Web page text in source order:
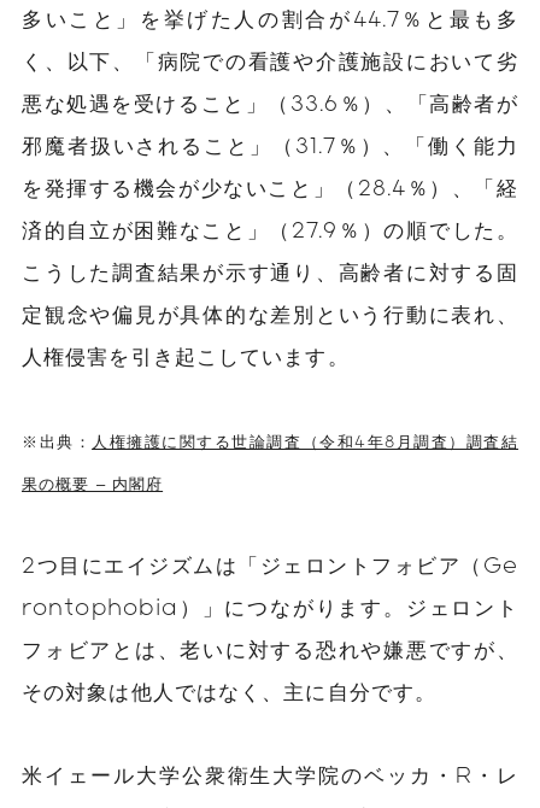
多いこと」を挙げた人の割合が44.7％と最も多
く、以下、「病院での看護や介護施設において劣
悪な処遇を受けること」（33.6％）、「高齢者が
邪魔者扱いされること」（31.7％）、「働く能力
を発揮する機会が少ないこと」（28.4％）、「経
済的自立が困難なこと」（27.9％）の順でした。
こうした調査結果が示す通り、高齢者に対する固
定観念や偏見が具体的な差別という行動に表れ、
人権侵害を引き起こしています。
※出典： 人権擁護に関する世論調査（令和4年8月調査）調査結
果の概要 – 内閣府
2つ目にエイジズムは「ジェロントフォビア（Ge
rontophobia）」につながります。ジェロント
フォビアとは、老いに対する恐れや嫌悪ですが、
その対象は他人ではなく、主に自分です。
米イェール大学公衆衛生大学院のベッカ・R・レ